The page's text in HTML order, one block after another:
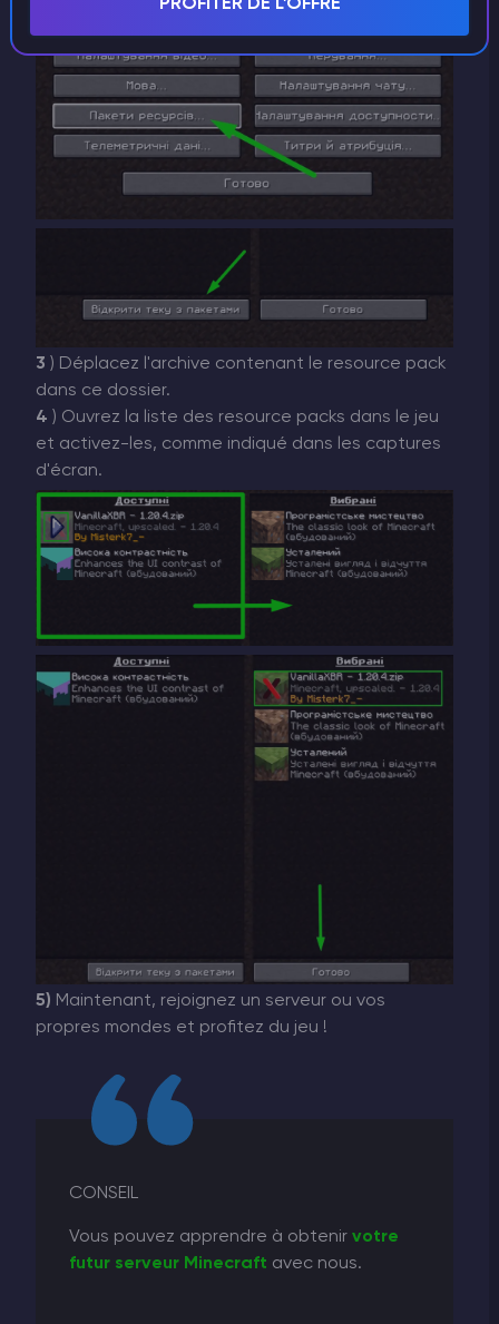
3 ) Déplacez l'archive contenant le resource pack
dans ce dossier.
4 ) Ouvrez la liste des resource packs dans le jeu
et activez-les, comme indiqué dans les captures
d'écran.
5) Maintenant, rejoignez un serveur ou vos
propres mondes et profitez du jeu !
CONSEIL
Vous pouvez apprendre à obtenir votre
futur serveur Minecraft avec nous.
PROFITER DE L'OFFRE